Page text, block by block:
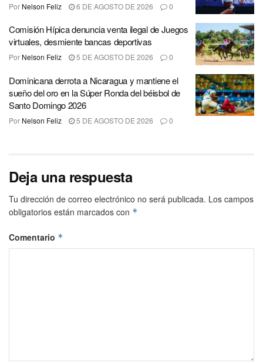
Por Nelson Feliz 6 DE AGOSTO DE 2026 0
Comisión Hípica denuncia venta ilegal de Juegos
virtuales, desmiente bancas deportivas
Por Nelson Feliz 5 DE AGOSTO DE 2026 0
Dominicana derrota a Nicaragua y mantiene el
sueño del oro en la Súper Ronda del béisbol de
Santo Domingo 2026
Por Nelson Feliz 5 DE AGOSTO DE 2026 0
Deja una respuesta
Tu dirección de correo electrónico no será publicada. Los campos
obligatorios están marcados con *
Comentario *